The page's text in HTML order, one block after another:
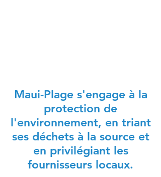
Maui-Plage s'engage à la
protection de
l'environnement, en triant
ses déchets à la source et
en privilégiant les
fournisseurs locaux.